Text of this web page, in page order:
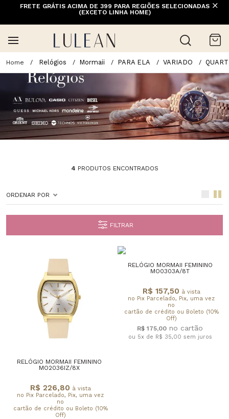
FRETE GRÁTIS ACIMA DE 399 PARA REGIÕES SELECIONADAS
(EXCETO LINHA HOME)
Relógios Mormaii PARA ELA VARIADO
4 PRODUTOS ENCONTRADOS
ORDENAR POR
FILTRAR
RELÓGIO MORMAII FEMININO
MO2036IZ/8X
R$ 226,80 à vista
no Pix Parcelado, Pix, uma vez
no
cartão de crédito ou Boleto (10%
Off)
RELÓGIO MORMAII FEMININO
MO0303A/8T
R$ 157,50 à vista
no Pix Parcelado, Pix, uma vez
no
cartão de crédito ou Boleto (10%
Off)
R$ 175,00
ou 5x de R$ 35,00 sem juros